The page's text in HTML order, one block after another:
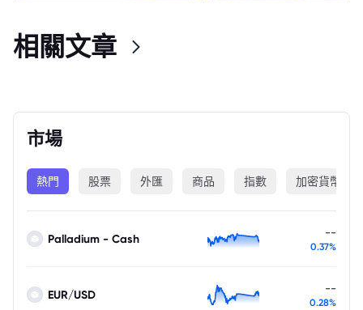
市場
熱門 股票 外匯 商品 指數 加密貨幣
Palladium - Cash --
0.37%
EUR/USD --
0.28%
相關文章